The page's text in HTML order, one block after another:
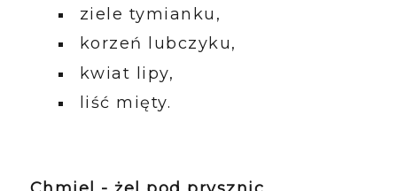
ziele tymianku,
korzeń lubczyku,
kwiat lipy,
liść mięty.